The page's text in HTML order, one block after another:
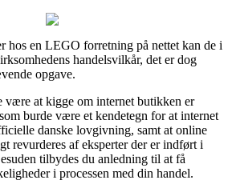
hos en LEGO forretning på nettet kan de i
handelsvilkår, det er dog
opgave.
være at kigge om internet butikken er
burde være et kendetegn for at internet
danske lovgivning, samt at online
revurderes af eksperter der er indført i
tilbydes du anledning til at få
i processen med din handel.